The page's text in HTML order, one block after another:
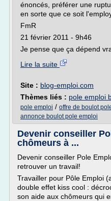
énoncés, préférer une
en sorte que ce soit
FmR
21 février 2011 - 9h46
Je pense que ça dépend
Lire la suite
Site : blog-emploi.com
Thèmes liés : pole emploi
pole emploi / offre de boulot
annonce boulot pole emploi
Devenir conseiller
chômeurs à ...
Devenir conseiller Pole
retrouver un travail!
Travailler pour Pôle Emploi
double effet kiss cool :
son aide aux chômeurs qui